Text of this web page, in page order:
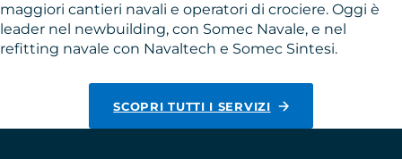
maggiori cantieri navali e operatori di crociere. Oggi è
leader nel newbuilding, con Somec Navale, e nel
refitting navale con Navaltech e Somec Sintesi.
NEWBUILDING VIDEO
SERVICE & REFITTING VIDEO
SCOPRI TUTTI I SERVIZI